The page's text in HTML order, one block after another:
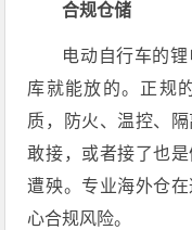
合规仓储
电动自行车的
库就能放的。正规
质，防火、温控、
敢接，或者接了也
遭殃。专业海外仓
心合规风险。